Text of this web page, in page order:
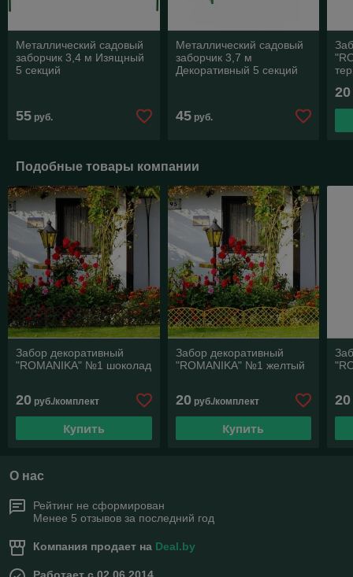
Металлический садовый
заборчик 3,4 м Изящный
5 секций
55 руб.
Металлический садовый
заборчик 3,7 м
Декоративный 5 секций
45руб.
20
Подобные товары компании
Забор декоративный
"ROMANIKA" №1 шоколад
20 руб./комплект
Купить
Забор декоративный
"ROMANIKA" №1 желтый
20руб./комплект
Купить
20
О нас
Рейтинг не сформирован
Менее 5 отзывов за последний год
Компания продает на Deal.by